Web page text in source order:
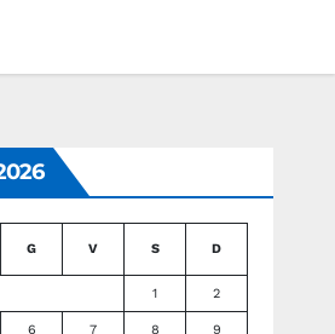
G V S D
1 2
6 7 8 9